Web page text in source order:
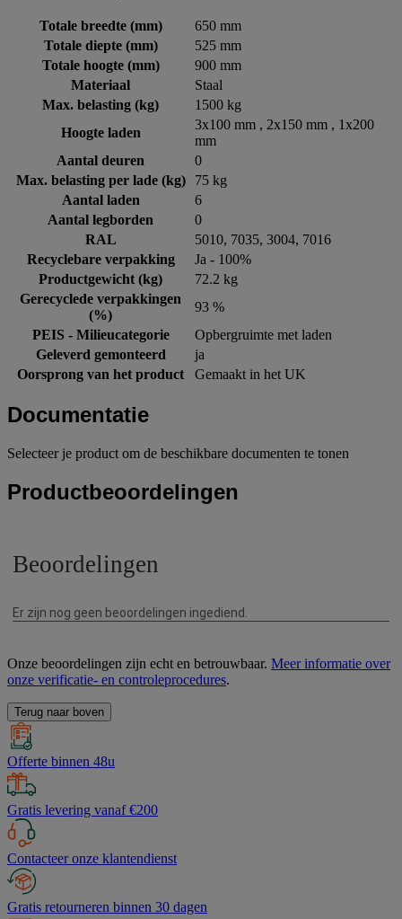
Totale breedte (mm)
650 mm
Totale diepte (mm)
525 mm
Totale hoogte (mm)
900 mm
Materiaal
Staal
Max. belasting (kg)
1500 kg
Hoogte laden
3x100 mm , 2x150 mm , 1x200
mm
Aantal deuren
0
Max. belasting per lade (kg)
75 kg
Aantal laden
6
Aantal legborden
0
RAL
5010, 7035, 3004, 7016
Recyclebare verpakking
Ja - 100%
Productgewicht (kg)
72.2 kg
Gerecyclede verpakkingen
(%)
93 %
PEIS - Milieucategorie
Opbergruimte met laden
Geleverd gemonteerd
ja
Oorsprong van het product
Gemaakt in het UK
Documentatie
Selecteer je product om de beschikbare documenten te tonen
Productbeoordelingen
Onze beoordelingen zijn echt en betrouwbaar. Meer informatie over
onze verificatie- en controleprocedures.
Terug naar boven
Offerte binnen 48u
Gratis levering vanaf €200
Contacteer onze klantendienst
Gratis retourneren binnen 30 dagen